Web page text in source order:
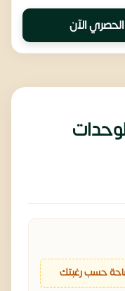
الآن
حسب رغبتك